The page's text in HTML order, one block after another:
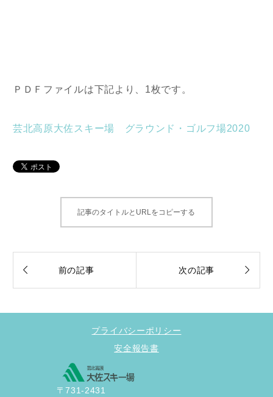
ＰＤＦファイルは下記より、1枚です。
芸北高原大佐スキー場 グラウンド・ゴルフ場2020
記事のタイトルとURLをコピーする
 前の記事 次の記事 
プライバシーポリシー
安全報告書
〒731-2431